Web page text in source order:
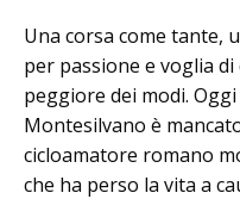
Una corsa come tante,
per passione e voglia
peggiore dei modi.
Montesilvano è
cicloamatore romano
che ha perso la vita a